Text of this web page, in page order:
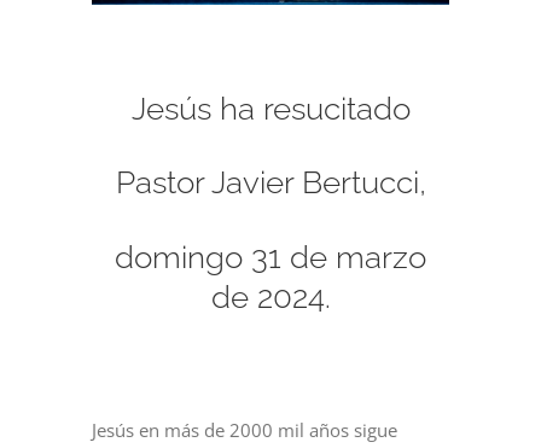
Jesús ha resucitado
Pastor Javier Bertucci,
domingo 31 de marzo
de 2024.
Jesús en más de 2000 mil años sigue